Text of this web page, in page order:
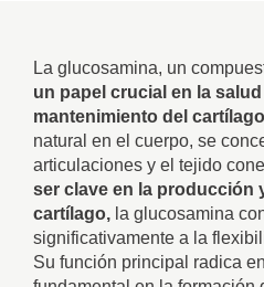
La glucosamina, un
un papel crucial en la salud
mantenimiento del
natural en el cuerpo, se
articulaciones y el tejido
ser clave en la producción
cartílago, la glucosamina
significativamente a la
Su función principal radica